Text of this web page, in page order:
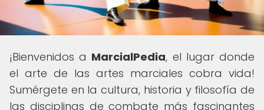
¡Bienvenidos a MarcialPedia, el lugar donde
el arte de las artes marciales cobra vida!
Sumérgete en la cultura, historia y filosofía de
las disciplinas de combate más fascinantes